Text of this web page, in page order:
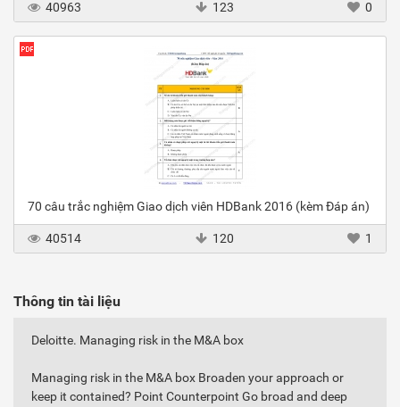
40963 123 0
70 câu trắc nghiệm Giao dịch viên HDBank 2016 (kèm Đáp án)
40514 120 1
Thông tin tài liệu
Deloitte. Managing risk in the M&A box
Managing risk in the M&A box Broaden your approach or
keep it contained? Point Counterpoint Go broad and deep